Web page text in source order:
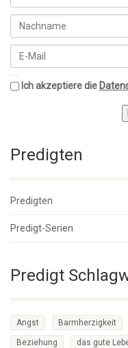
Ich akzeptiere die
Predigten
Predigten
Predigt-Serien
Predigt
Angst Barmherzigkeit
Beziehung das gute